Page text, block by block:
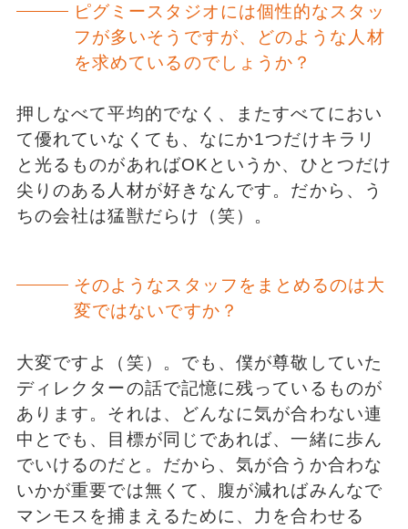
ピグミースタジオには個性的なスタッ
フが多いそうですが、どのような人材
を求めているのでしょうか？
押しなべて平均的でなく、またすべてにおい
て優れていなくても、なにか1つだけキラリ
と光るものがあればOKというか、ひとつだけ
尖りのある人材が好きなんです。だから、う
ちの会社は猛獣だらけ（笑）。
そのようなスタッフをまとめるのは大
変ではないですか？
大変ですよ（笑）。でも、僕が尊敬していた
ディレクターの話で記憶に残っているものが
あります。それは、どんなに気が合わない連
中とでも、目標が同じであれば、一緒に歩ん
でいけるのだと。だから、気が合うか合わな
いかが重要では無くて、腹が減ればみんなで
マンモスを捕まえるために、力を合わせる